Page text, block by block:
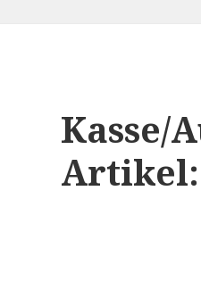
Kasse/
Artikel: